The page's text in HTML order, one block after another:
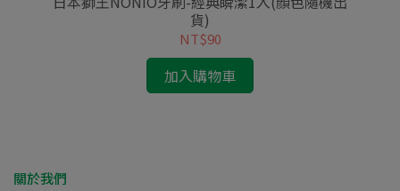
貨)
NT$90
加入購物車
關於我們